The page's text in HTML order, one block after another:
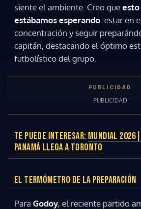
siente el ambiente. Creo queesto
estábamos esperando: estar en
concentración y seguir
capitán, destacando el óptimo
futbolístico del grupo.
TE PUEDE INTERESAR: MUNDIAL 2026|
PANAMÁ LLEGA A TORONTO
EL TERMÓMETRO DE LA PREPARACIÓN
Para Godoy, el reciente partido